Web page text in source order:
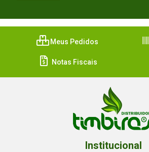
Meus Pedidos
Notas Fiscais
Institucional